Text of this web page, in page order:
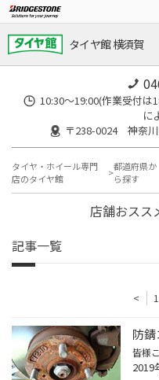
タイヤ館 横須賀
10:30～19:00(作業受付は
に
〒238-0024 神奈
タイヤ・ホイール専門
店のタイヤ館
都道府県か
ら探す
店舗おスス
記事一覧
< 1
防
2019